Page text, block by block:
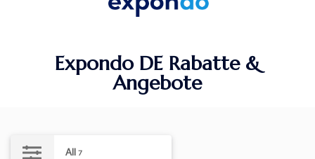
Expondo DE Rabatte &
Angebote
All 7